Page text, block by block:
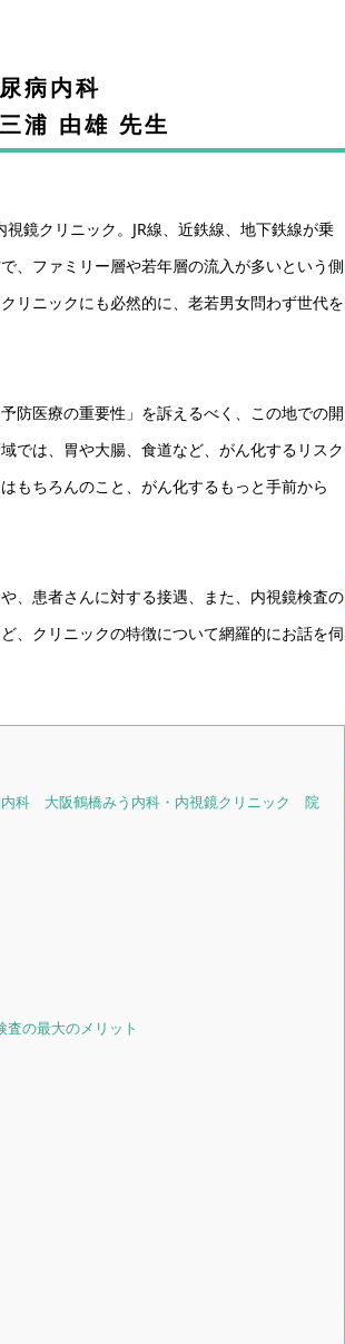
尿病内科
浦 由雄 先生
鏡クリニック。JR線、近鉄線、地下鉄線が乗
、ファミリー層や若年層の流入が多いという側
リニックにも必然的に、老若男女問わず世代を
防医療の重要性」を訴えるべく、この地での開
では、胃や大腸、食道など、がん化するリスク
もちろんのこと、がん化するもっと手前から
、患者さんに対する接遇、また、内視鏡検査の
、クリニックの特徴について網羅的にお話を伺
内科 大阪鶴橋みう内科・内視鏡クリニック 院
の最大のメリット